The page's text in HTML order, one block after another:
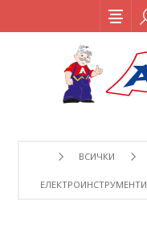
ВСИЧКИ
ЕЛЕКТРОИНСТРУМЕНТИ